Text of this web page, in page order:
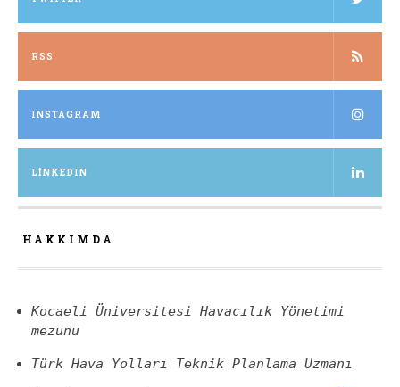
RSS
INSTAGRAM
LINKEDIN
HAKKIMDA
Kocaeli Üniversitesi Havacılık Yönetimi
mezunu
Türk Hava Yolları Teknik Planlama Uzmanı